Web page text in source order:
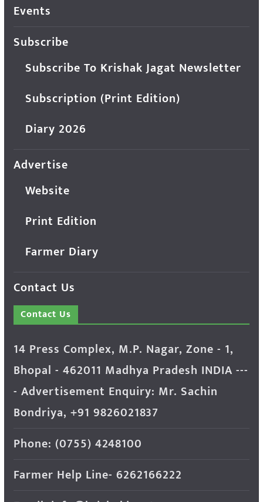
Events
Subscribe
Subscribe To Krishak Jagat Newsletter
Subscription (Print Edition)
Diary 2026
Advertise
Website
Print Edition
Farmer Diary
Contact Us
Contact Us
14 Press Complex, M.P. Nagar, Zone - 1,
Bhopal - 462011 Madhya Pradesh INDIA ---
- Advertisement Enquiry: Mr. Sachin
Bondriya, +91 9826021837
Phone: (0755) 4248100
Farmer Help Line- 6262166222